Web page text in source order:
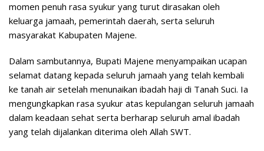
momen penuh rasa syukur yang turut dirasakan oleh
keluarga jamaah, pemerintah daerah, serta seluruh
masyarakat Kabupaten Majene.
Dalam sambutannya, Bupati Majene menyampaikan ucapan
selamat datang kepada seluruh jamaah yang telah kembali
ke tanah air setelah menunaikan ibadah haji di Tanah Suci. Ia
mengungkapkan rasa syukur atas kepulangan seluruh jamaah
dalam keadaan sehat serta berharap seluruh amal ibadah
yang telah dijalankan diterima oleh Allah SWT.